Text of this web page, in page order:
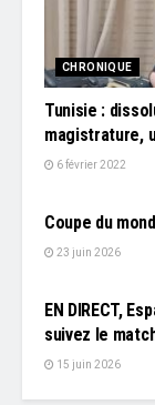
CHRONIQUE
Tunisie :
magistrature,
6 février 2022
Coupe du
23 juin 2026
EN DIRECT,
suivez le
15 juin 2026